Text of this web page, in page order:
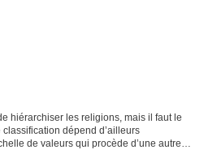
hiérarchiser les religions, mais il faut le
dépend d’ailleurs
de valeurs qui procède d’une autre